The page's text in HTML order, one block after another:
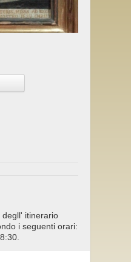
itinerario
i seguenti orari: